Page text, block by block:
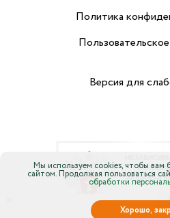
Политика
Версия для
Мы используем cookies, чтобы вам
сайтом. Продолжая пользоваться
обработки
Хорошо,